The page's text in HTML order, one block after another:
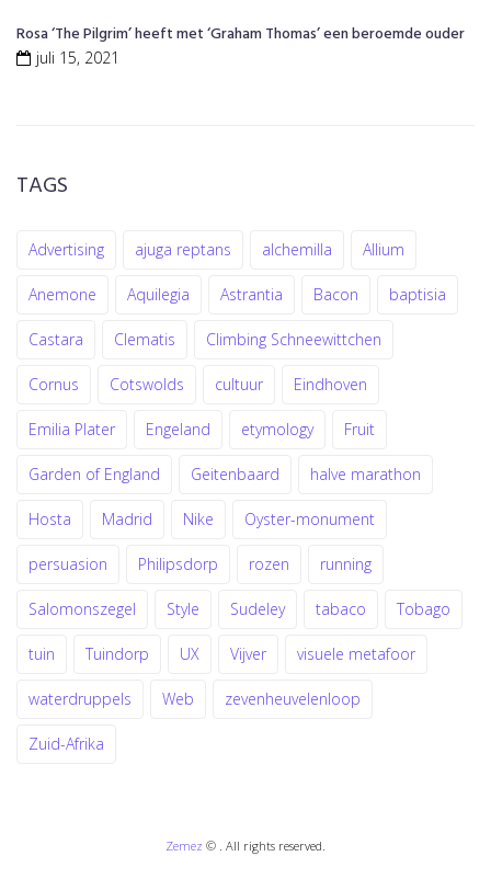
Rosa ‘The Pilgrim’ heeft met ‘Graham Thomas’ een beroemde ouder
juli 15, 2021
TAGS
Advertising ajuga reptans alchemilla Allium
Anemone Aquilegia Astrantia Bacon baptisia
Castara Clematis Climbing Schneewittchen
Cornus Cotswolds cultuur Eindhoven
Emilia Plater Engeland etymology Fruit
Garden of England Geitenbaard halve marathon
Hosta Madrid Nike Oyster-monument
persuasion Philipsdorp rozen running
Salomonszegel Style Sudeley tabaco Tobago
tuin Tuindorp UX Vijver visuele metafoor
waterdruppels Web zevenheuvelenloop
Zuid-Afrika
Zemez © . All rights reserved.